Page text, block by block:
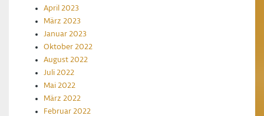
April 2023
März 2023
Januar 2023
Oktober 2022
August 2022
Juli 2022
Mai 2022
März 2022
Februar 2022